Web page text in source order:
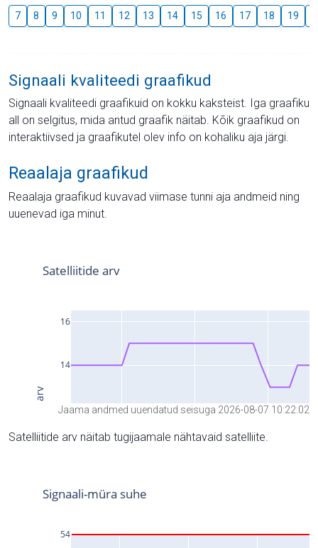
7 8 9 10 11 12 13 14 15 16 17 18 19
Signaali kvaliteedi graafikud
Signaali kvaliteedi graafikuid on kokku kaksteist. Iga graafiku
all on selgitus, mida antud graafik näitab. Kõik graafikud on
interaktiivsed ja graafikutel olev info on kohaliku aja järgi.
Reaalaja graafikud
Reaalaja graafikud kuvavad viimase tunni aja andmeid ning
uuenevad iga minut.
Jaama andmed uuendatud seisuga 2026-08-07 10:22:02
Satelliitide arv näitab tugijaamale nähtavaid satelliite.